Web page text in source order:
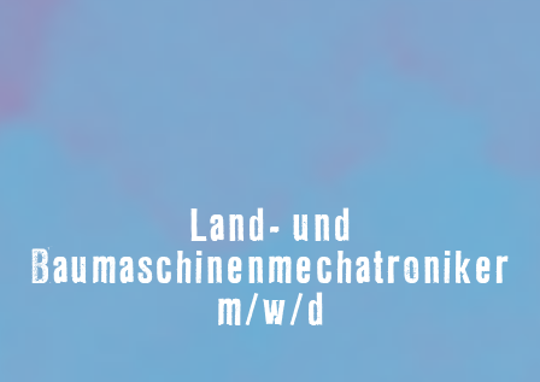
Land- und
Baumaschinenmechatroniker
m/w/d